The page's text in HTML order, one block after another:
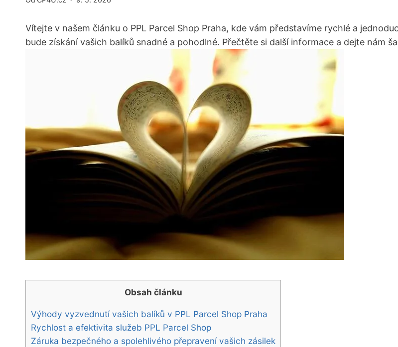
Vítejte v našem článku o PPL Parcel Shop Praha, kde vám představíme rychlé a
bude získání vašich balíků snadné a pohodlné. Přečtěte si další informace a dejte nám
Obsah článku
Výhody vyzvednutí vašich balíků v PPL Parcel Shop Praha
Rychlost a efektivita služeb PPL Parcel Shop
Záruka bezpečného a spolehlivého přepravení vašich zásilek